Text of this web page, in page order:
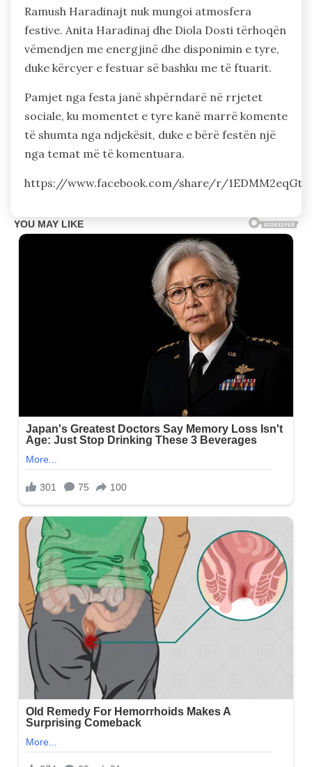
Ramush Haradinajt nuk mungoi atmosfera
festive. Anita Haradinaj dhe Diola Dosti tërhoqën
vëmendjen me energjinë dhe disponimin e tyre,
duke kërcyer e festuar së bashku me të ftuarit.
Pamjet nga festa janë shpërndarë në rrjetet
sociale, ku momentet e tyre kanë marrë komente
të shumta nga ndjekësit, duke e bërë festën një
nga temat më të komentuara.
https://www.facebook.com/share/r/1EDMM2eqGt